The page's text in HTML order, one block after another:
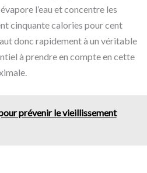
l’eau et concentre les
cinquante calories pour cent
donc rapidement à un véritable
à prendre en compte en cette
prévenir le vieillissement